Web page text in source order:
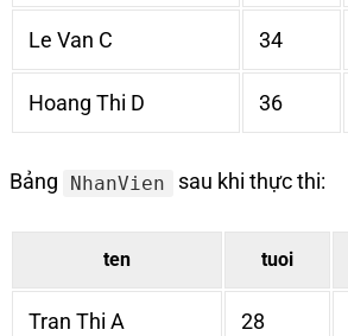
Le Van C 34
Hoang Thi D 36
Bảng NhanVien sau khi thực thi:
ten tuoi
Tran Thi A 28